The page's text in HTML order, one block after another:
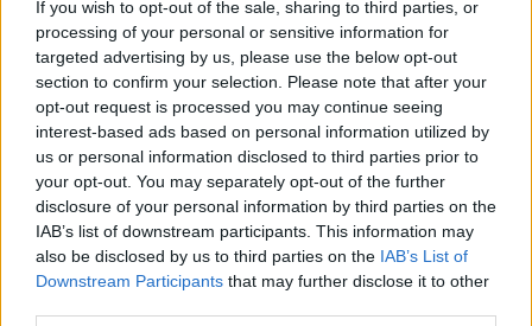
If you wish to opt-out of the sale, sharing to third parties, or
processing of your personal or sensitive information for
targeted advertising by us, please use the below opt-out
section to confirm your selection. Please note that after your
opt-out request is processed you may continue seeing
interest-based ads based on personal information utilized by
us or personal information disclosed to third parties prior to
your opt-out. You may separately opt-out of the further
disclosure of your personal information by third parties on the
IAB’s list of downstream participants. This information may
also be disclosed by us to third parties on the IAB’s List of
Downstream Participants that may further disclose it to other
​Quello che alle mamme non dicono
Adultescenza
Homo imbecillis
​4 anni di Blog
Quando il silenzio è aggressivo
​Il passato, questo conosciuto!
​Clima ballerino e sbalzi d’umore
La maternità
​L’uomo o l’orso?
Non hanno un amico a teatro​
​Tutta una questione di rispetto
​Cose che ci esauriscono
​Vespa che passione!